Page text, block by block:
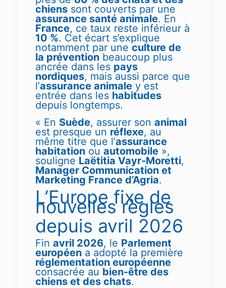
chienssont couverts par une
assurance santé animale. En
France, ce taux reste inférieur à
10 %. Cet écart s’explique
notamment par uneculture de
la préventionbeaucoup plus
ancrée dans les pays
nordiques, mais aussi parce que
l’assurance animaley est
entrée dans les habitudes
depuis longtemps.
« En Suède, assurer son animal
est presque un réflexe, au
même titre que l’assurance
habitationou automobile»,
souligne Laëtitia Vayr-Moretti,
Manager Communication et
Marketing France d’Agria.
L’Europe fixe de
nouvelles règles
depuis avril 2026
Fin avril 2026, le Parlement
européena adopté la première
réglementation européenne
consacrée au bien-être des
chiens et des chats.